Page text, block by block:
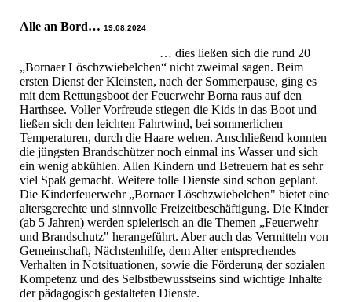
Alle an Bord… 19.08.2024
… dies ließen sich die rund 20
„Bornaer Löschzwiebelchen“ nicht zweimal sagen. Beim
ersten Dienst der Kleinsten, nach der Sommerpause, ging es
mit dem Rettungsboot der Feuerwehr Borna raus auf den
Harthsee. Voller Vorfreude stiegen die Kids in das Boot und
ließen sich den leichten Fahrtwind, bei sommerlichen
Temperaturen, durch die Haare wehen. Anschließend konnten
die jüngsten Brandschützer noch einmal ins Wasser und sich
ein wenig abkühlen. Allen Kindern und Betreuern hat es sehr
viel Spaß gemacht. Weitere tolle Dienste sind schon geplant.
Die Kinderfeuerwehr „Bornaer Löschzwiebelchen" bietet eine
altersgerechte und sinnvolle Freizeitbeschäftigung. Die Kinder
(ab 5 Jahren) werden spielerisch an die Themen „Feuerwehr
und Brandschutz" herangeführt. Aber auch das Vermitteln von
Gemeinschaft, Nächstenhilfe, dem Alter entsprechendes
Verhalten in Notsituationen, sowie die Förderung der sozialen
Kompetenz und des Selbstbewusstseins sind wichtige Inhalte
der pädagogisch gestalteten Dienste.